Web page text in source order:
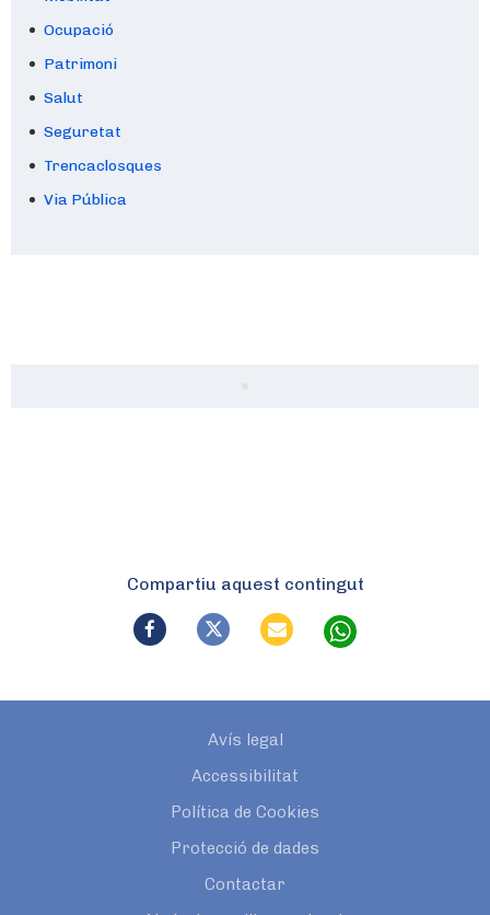
Ocupació
Patrimoni
Salut
Seguretat
Trencaclosques
Via Pública
Compartiu aquest contingut
Avís legal
Accessibilitat
Política de Cookies
Protecció de dades
Contactar